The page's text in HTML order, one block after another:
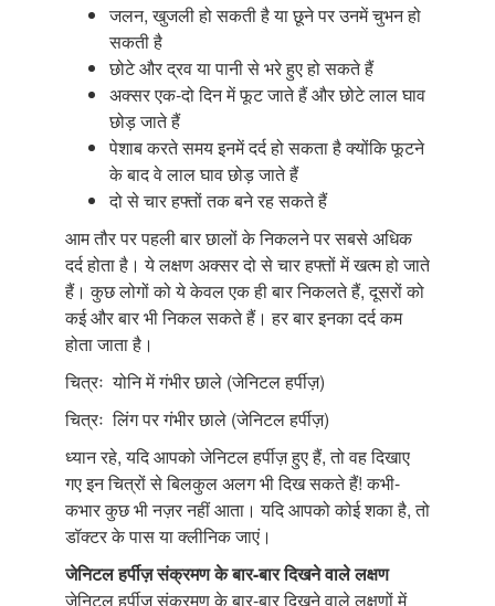
जलन, खुजली हो सकती है या छूने पर उनमें चुभन हो
सकती है
छोटे और द्रव या पानी से भरे हुए हो सकते हैं
अक्सर एक-दो दिन में फूट जाते हैं और छोटे लाल घाव
छोड़ जाते हैं
पेशाब करते समय इनमें दर्द हो सकता है क्योंकि फूटने
के बाद वे लाल घाव छोड़ जाते हैं
दो से चार हफ्तों तक बने रह सकते हैं
आम तौर पर पहली बार छालों के निकलने पर सबसे अधिक
दर्द होता है। ये लक्षण अक्सर दो से चार हफ्तों में खत्म हो जाते
हैं। कुछ लोगों को ये केवल एक ही बार निकलते हैं, दूसरों को
कई और बार भी निकल सकते हैं। हर बार इनका दर्द कम
होता जाता है।
चित्रः योनि में गंभीर छाले (जेनिटल हर्पीज़)
चित्रः लिंग पर गंभीर छाले (जेनिटल हर्पीज़)
ध्यान रहे, यदि आपको जेनिटल हर्पीज़ हुए हैं, तो वह दिखाए
गए इन चित्रों से बिलकुल अलग भी दिख सकते हैं! कभी-
कभार कुछ भी नज़र नहीं आता। यदि आपको कोई शका है, तो
डॉक्टर के पास या क्लीनिक जाएं।
जेनिटल हर्पीज़ संक्रमण के बार-बार दिखने वाले लक्षण
जेनिटल हर्पीज़ संक्रमण के बार-बार दिखने वाले लक्षणों में